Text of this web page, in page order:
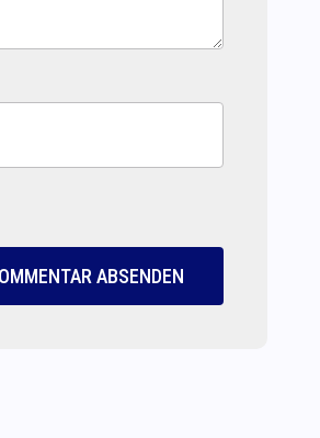
ABSENDEN